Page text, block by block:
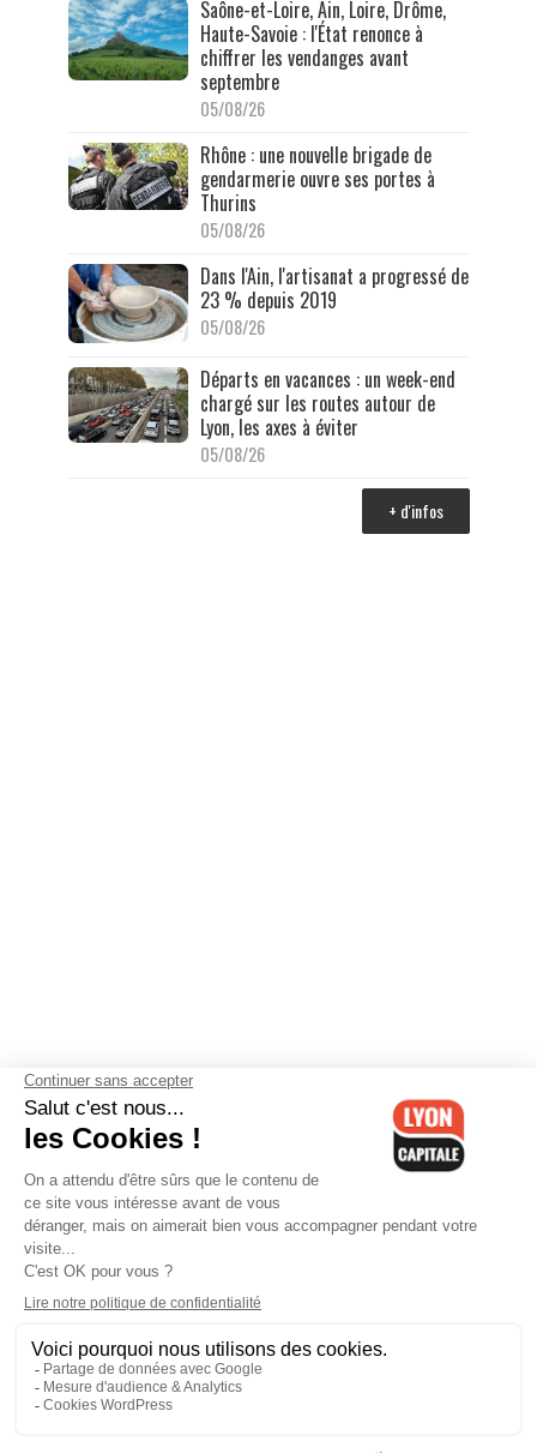
Saône-et-Loire, Ain, Loire, Drôme,
Haute-Savoie : l'État renonce à
chiffrer les vendanges avant
septembre
05/08/26
Rhône : une nouvelle brigade de
gendarmerie ouvre ses portes à
Thurins
05/08/26
Dans l'Ain, l'artisanat a progressé de
23 % depuis 2019
05/08/26
Départs en vacances : un week-end
chargé sur les routes autour de
Lyon, les axes à éviter
05/08/26
+ d'infos
Contactez-nous-Mentions légales-CGV-Politique de
confidentialité-Gestion des cookies